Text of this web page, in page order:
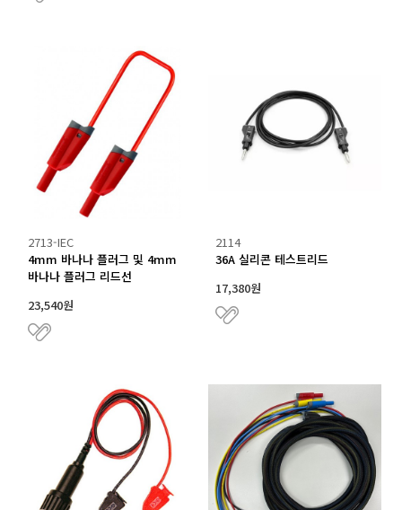
2713-IEC
4mm 바나나 플러그 및 4mm
바나나 플러그 리드선
23,540원
2114
36A 실리콘 테스트리드
17,380원